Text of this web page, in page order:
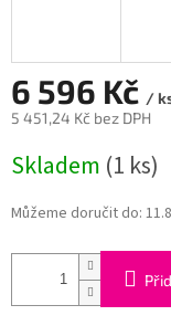
6 596 Kč /
5 451,24 Kč bez DPH
cena:
Skladem (1 ks)
Můžeme doručit do: